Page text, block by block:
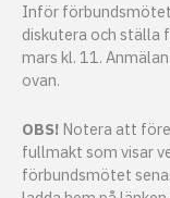
Inför
diskutera och ställa
mars kl. 11.
ovan.
OBS! Notera att
fullmakt som visar
förbundsmötet